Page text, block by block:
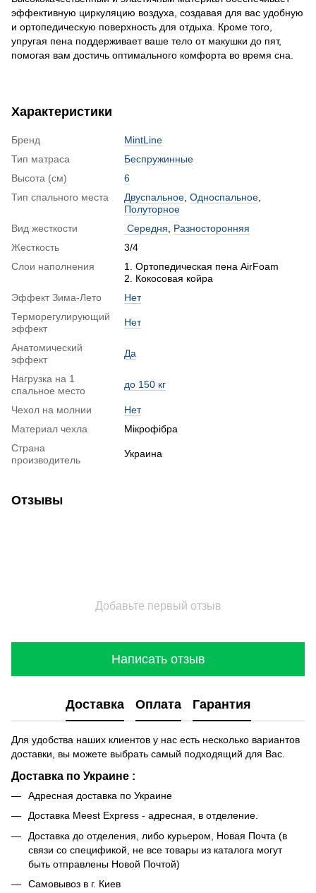
эффективную циркуляцию воздуха, создавая для вас удобную
и ортопедическую поверхность для отдыха. Кроме того,
упругая пена поддерживает ваше тело от макушки до пят,
помогая вам достичь оптимального комфорта во время сна.
Характеристики
Бренд
MintLine
Тип матраса
Беспружинные
Высота (см)
6
Тип спального места
Двуспальное Односпальное
Полуторное
Вид жесткости
Середня
Разносторонняя
Жесткость
3/4
Слои наполнения
1. Ортопедическая пена AirFoam
2. Кокосовая койра
Эффект Зима-Лето
Нет
Терморегулирующий
эффект
Нет
Анатомический
эффект
Да
Нагрузка на 1
спальное место
до 150 кг
Чехол на молнии
Нет
Материал чехла
Мікрофібра
Страна
производитель
Украина
Отзывы
Добавьте первый отзыв
Написать отзыв
Доставка Оплата Гарантия
Для удобства наших клиентов у нас есть несколько вариантов
доставки, вы можете выбрать самый подходящий для Вас.
Доставка по Украине :
Адресная доставка по Украине
Доставка Meest Express - адресная, в отделение.
Доставка до отделения, либо курьером, Новая Почта (в
связи со спецификой, не все товары из каталога могут
быть отправлены Новой Почтой)
Самовывоз в г. Киев